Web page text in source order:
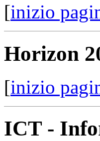
[inizio
Horizon
[inizio
ICT -